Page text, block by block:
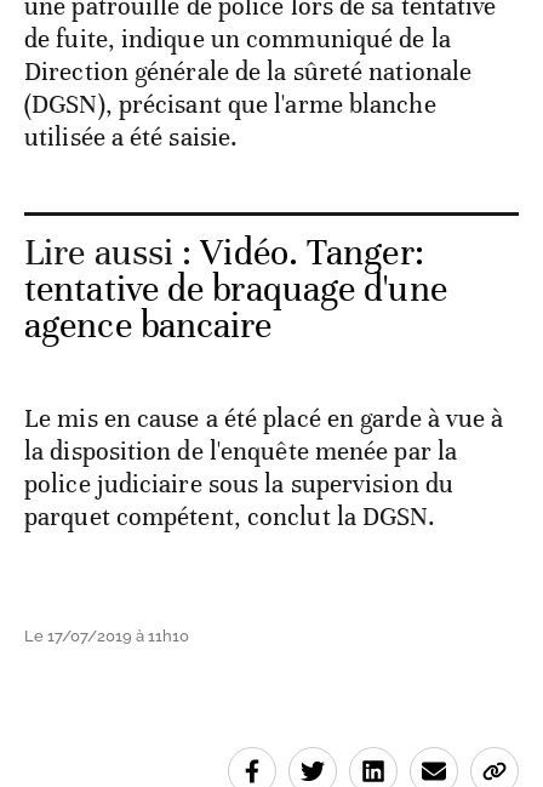
de fuite, indique un communiqué de la
Direction générale de la sûreté nationale
(DGSN), précisant que l'arme blanche
utilisée a été saisie.
Lire aussi :Vidéo. Tanger:
tentative de braquage d'une
agence bancaire
Le mis en cause a été placé en garde à vue à
la disposition de l'enquête menée par la
police judiciaire sous la supervision du
parquet compétent, conclut la DGSN.
Le 17/07/2019 à 11h10